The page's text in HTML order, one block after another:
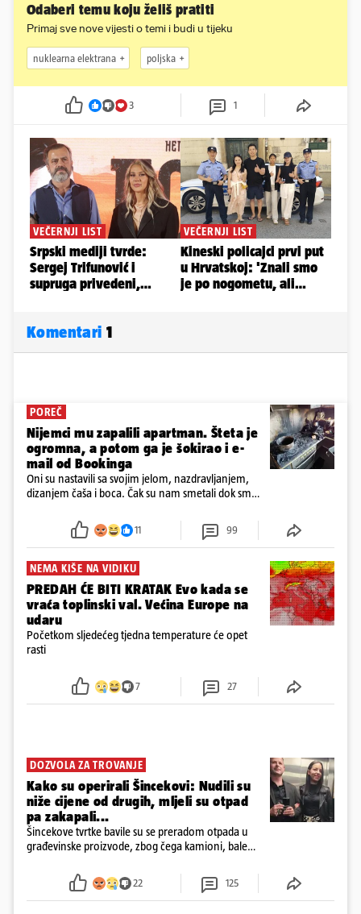
Odaberi temu koju želiš pratiti
Primaj sve nove vijesti o temi i budi u tijeku
nuklearna elektrana poljska
3 1
Komentari 1
POREČ
Nijemci mu zapalili apartman. Šteta je
ogromna, a potom ga je šokirao i e-
mail od Bookinga
Oni su nastavili sa svojim jelom, nazdravljanjem,
dizanjem čaša i boca. Čak su nam smetali dok smo
požar, rekao je vlasnik
11 99
NEMA KIŠE NA VIDIKU
PREDAH ĆE BITI KRATAK Evo kada se
vraća toplinski val. Većina Europe na
udaru
Početkom sljedećeg tjedna temperature će opet
rasti
7 27
DOZVOLA ZA TROVANJE
Kako su operirali Šincekovi: Nudili su
niže cijene od drugih, mljeli su otpad
pa zakapali...
Šincekove tvrtke bavile su se preradom otpada u
građevinske proizvode, zbog čega kamioni, bale
22 125